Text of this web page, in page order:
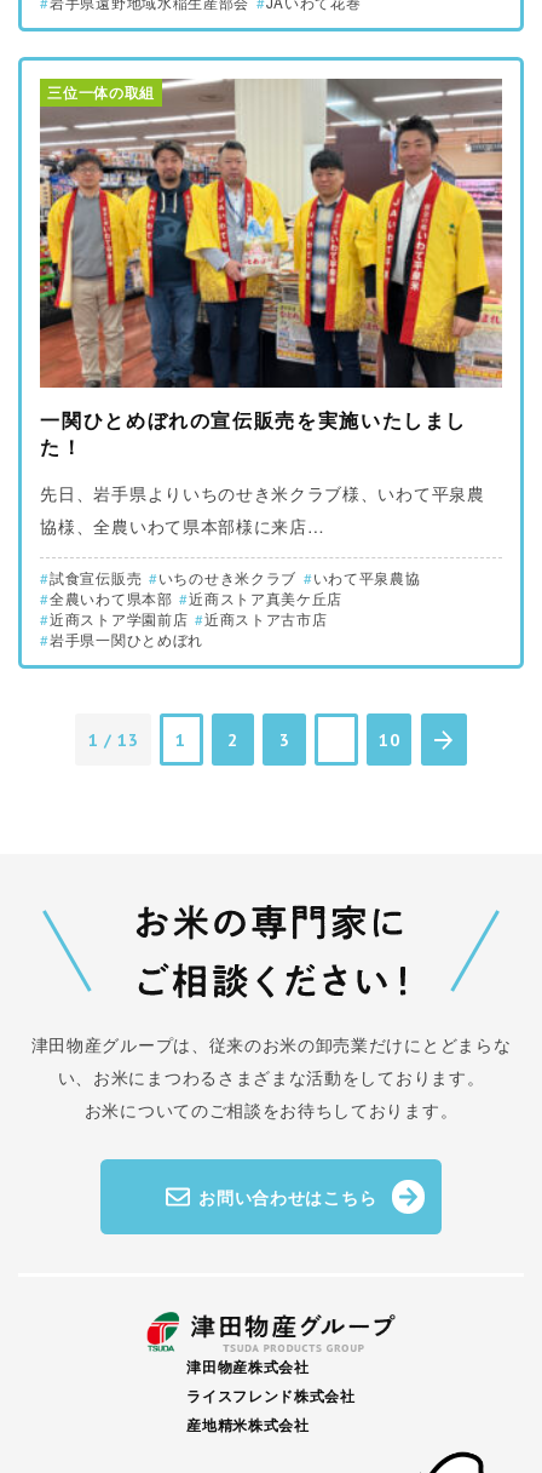
三位一体の取組
一関ひとめぼれの宣伝販売を実施いたしまし
た！
先日、岩手県よりいちのせき米クラブ様、いわて平泉農
協様、全農いわて県本部様に来店…
試食宣伝販売 いちのせき米クラブ
いわて平泉農協
全農いわて県本部
近商ストア真美ケ丘店
近商ストア学園前店
近商ストア古市店
岩手県一関ひとめぼれ
1 / 13 1 2 3 10
津田物産グループは、従来のお米の卸売業だけにとどまらな
い、 お米にまつわるさまざまな活動をしております。
お米についてのご相談をお待ちしております。
お問い合わせはこちら
津田物産株式会社
ライスフレンド株式会社
産地精米株式会社